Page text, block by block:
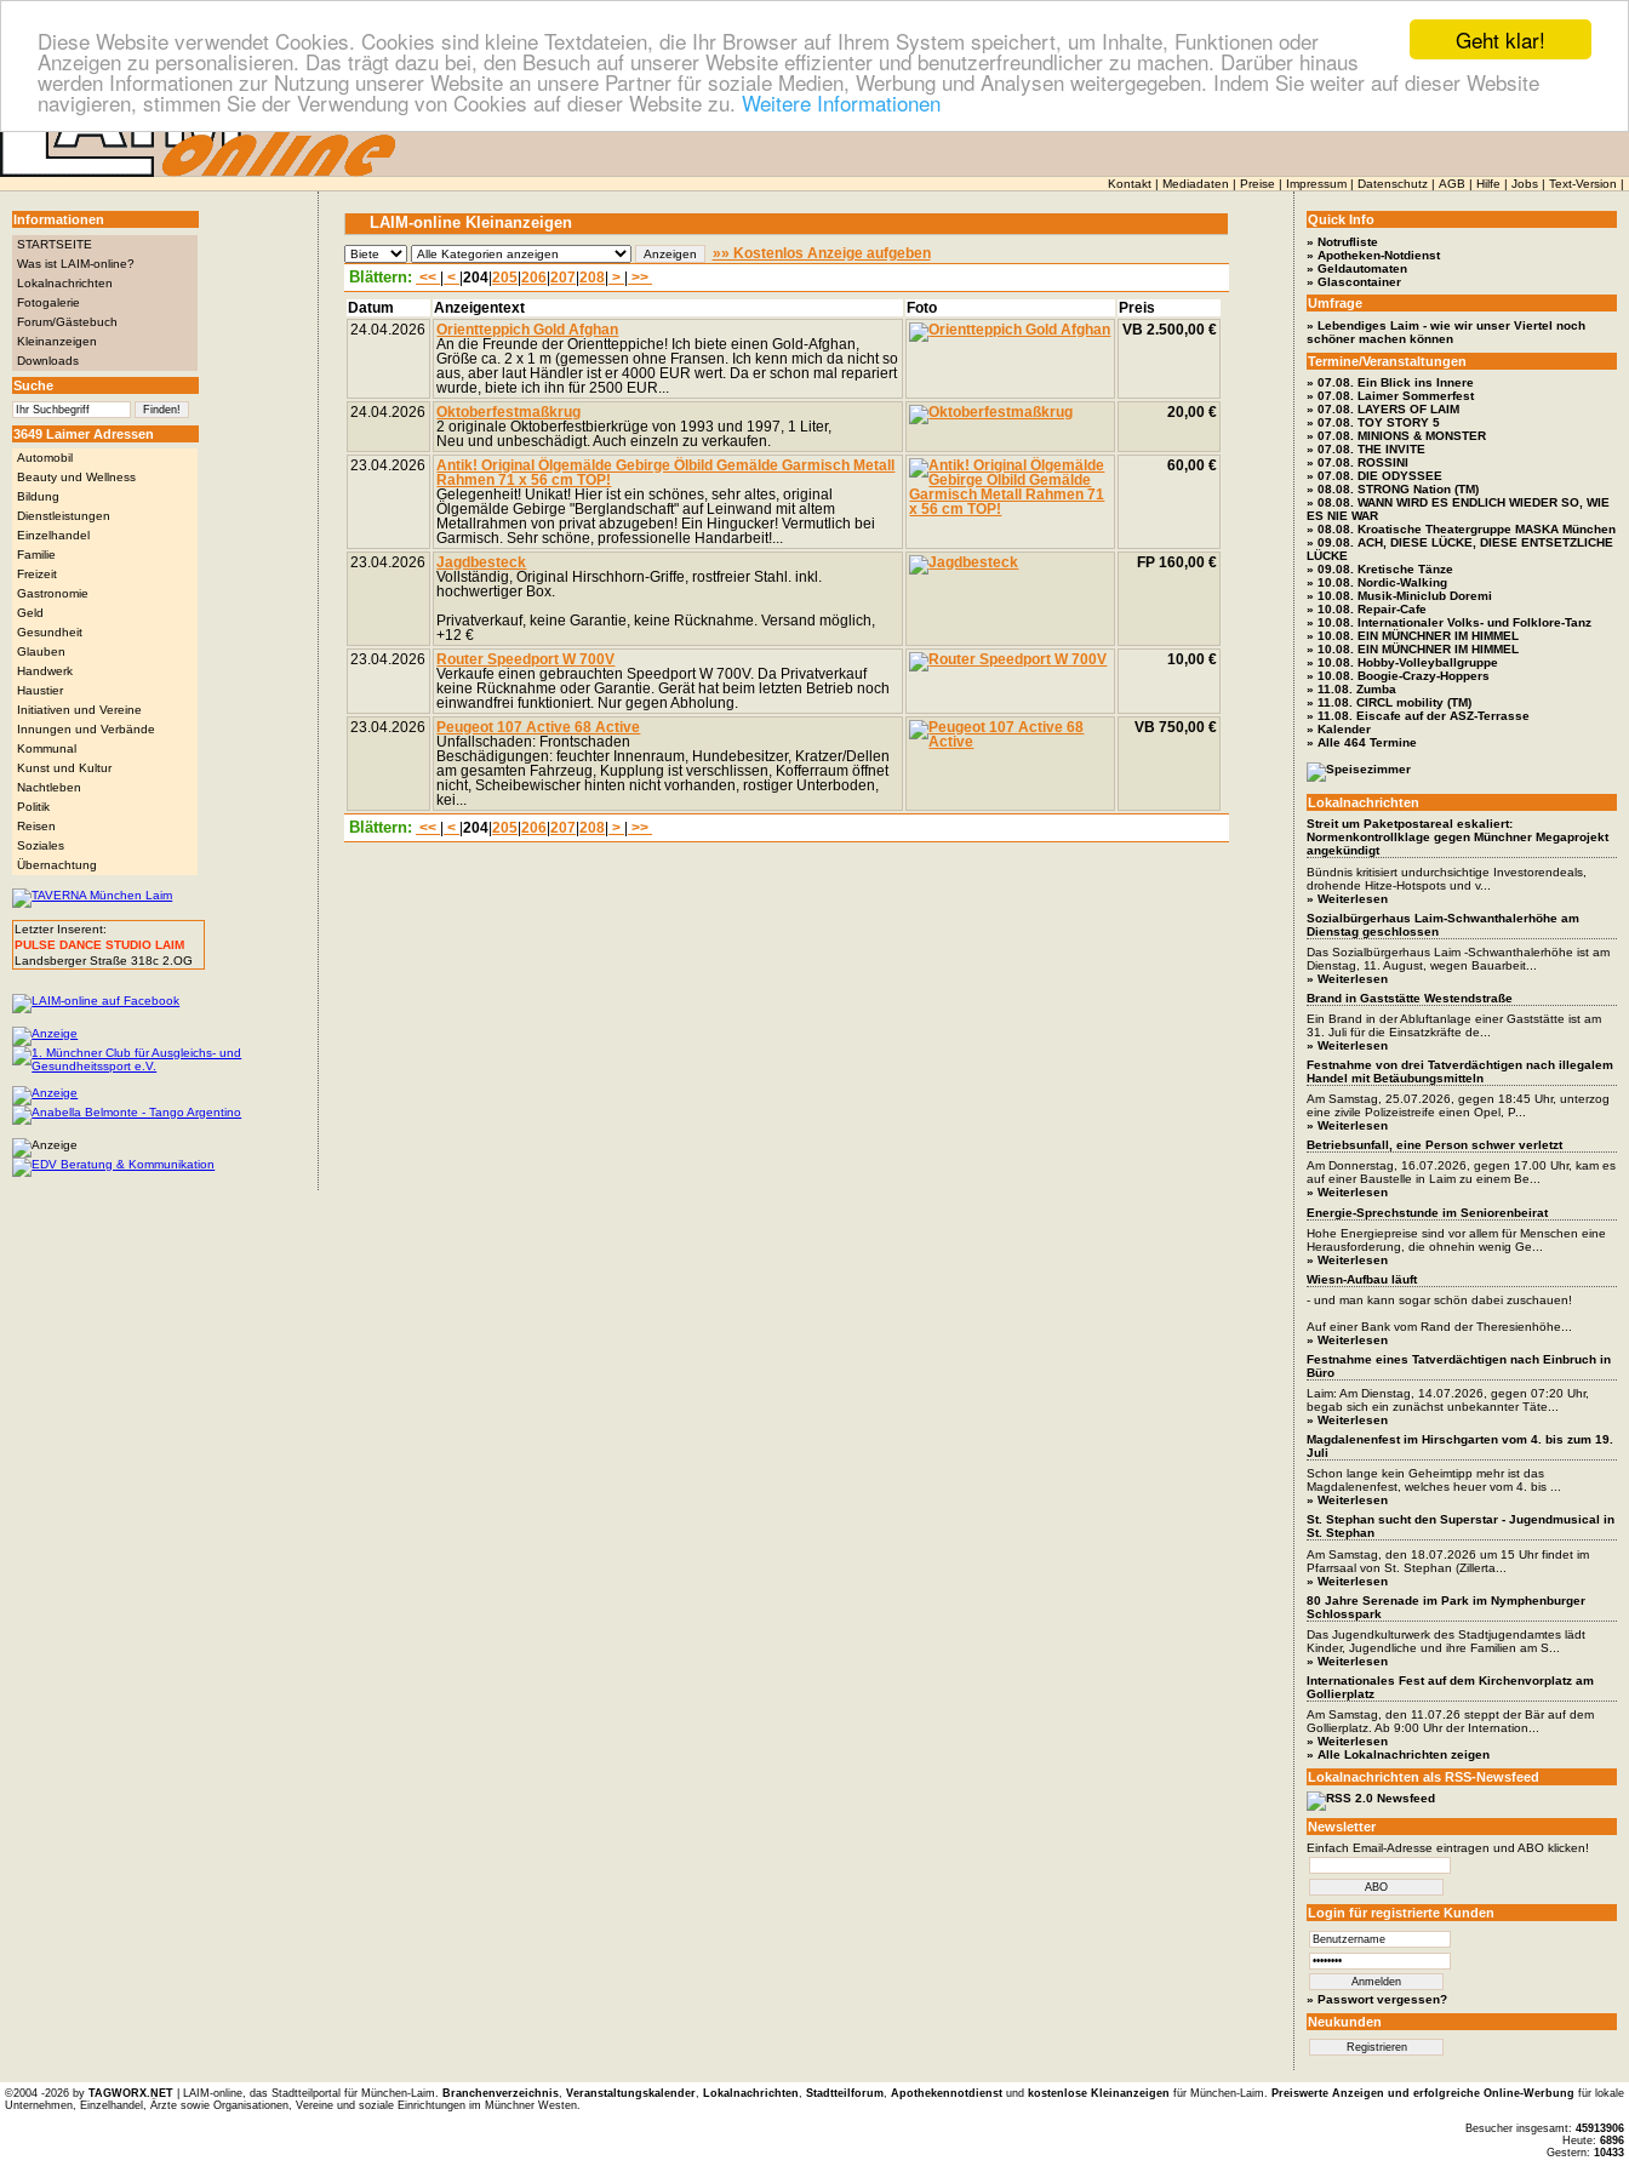
Geht klar!
Diese Website verwendet Cookies. Cookies sind kleine Textdateien, die Ihr Browser auf Ihrem System speichert, um Inhalte, Funktionen oder
Anzeigen zu personalisieren. Das trägt dazu bei, den Besuch auf unserer Website effizienter und benutzerfreundlicher zu machen. Darüber hinaus
werden Informationen zur Nutzung unserer Website an unsere Partner für soziale Medien, Werbung und Analysen weitergegeben. Indem Sie weiter auf dieser Website
navigieren, stimmen Sie der Verwendung von Cookies auf dieser Website zu. Weitere Informationen
Kontakt Mediadaten Preise Impressum Datenschutz AGB Hilfe Jobs Text-Version
Informationen
STARTSEITE
Was ist LAIM-online?
Lokalnachrichten
Fotogalerie
Forum/Gästebuch
Kleinanzeigen
Downloads
Suche
3649 Laimer Adressen
Automobil
Beauty und Wellness
Bildung
Dienstleistungen
Einzelhandel
Familie
Freizeit
Gastronomie
Geld
Gesundheit
Glauben
Handwerk
Haustier
Initiativen und Vereine
Innungen und Verbände
Kommunal
Kunst und Kultur
Nachtleben
Politik
Reisen
Soziales
Übernachtung
Letzter Inserent:
PULSE DANCE STUDIO LAIM
Landsberger Straße 318c 2.OG
LAIM-online Kleinanzeigen
»» Kostenlos Anzeige aufgeben
Blättern: << < |204 |205 |206 |207 |208 > >>
Datum Anzeigentext Foto
Preis
24.04.2026
Orientteppich Gold Afghan
An die Freunde der Orientteppiche! Ich biete einen Gold-Afghan,
Größe ca. 2 x 1 m (gemessen ohne Fransen. Ich kenn mich da nicht so
aus, aber laut Händler ist er 4000 EUR wert. Da er schon mal repariert
wurde, biete ich ihn für 2500 EUR...
VB 2.500,00 €
24.04.2026
Oktoberfestmaßkrug
2 originale Oktoberfestbierkrüge von 1993 und 1997, 1 Liter,
Neu und unbeschädigt. Auch einzeln zu verkaufen.
20,00 €
23.04.2026
Antik! Original Ölgemälde Gebirge Ölbild Gemälde Garmisch Metall
Rahmen 71 x 56 cm TOP!
Gelegenheit! Unikat! Hier ist ein schönes, sehr altes, original
Ölgemälde Gebirge "Berglandschaft" auf Leinwand mit altem
Metallrahmen von privat abzugeben! Ein Hingucker! Vermutlich bei
Garmisch. Sehr schöne, professionelle Handarbeit!...
60,00 €
23.04.2026
Jagdbesteck
Vollständig, Original Hirschhorn-Griffe, rostfreier Stahl. inkl.
hochwertiger Box.
Privatverkauf, keine Garantie, keine Rücknahme. Versand möglich,
+12 €
FP 160,00 €
23.04.2026
Router Speedport W 700V
Verkaufe einen gebrauchten Speedport W 700V. Da Privatverkauf
keine Rücknahme oder Garantie. Gerät hat beim letzten Betrieb noch
einwandfrei funktioniert. Nur gegen Abholung.
10,00 €
23.04.2026
Peugeot 107 Active 68 Active
Unfallschaden: Frontschaden
Beschädigungen: feuchter Innenraum, Hundebesitzer, Kratzer/Dellen
am gesamten Fahrzeug, Kupplung ist verschlissen, Kofferraum öffnet
nicht, Scheibewischer hinten nicht vorhanden, rostiger Unterboden,
kei...
VB 750,00 €
Blättern: << < |204 |205 |206 |207 |208 > >>
Quick Info
» Notrufliste
» Apotheken-Notdienst
» Geldautomaten
» Glascontainer
Umfrage
» Lebendiges Laim - wie wir unser Viertel noch
schöner machen können
Termine/Veranstaltungen
» 07.08. Ein Blick ins Innere
» 07.08. Laimer Sommerfest
» 07.08. LAYERS OF LAIM
» 07.08. TOY STORY 5
» 07.08. MINIONS & MONSTER
» 07.08. THE INVITE
» 07.08. ROSSINI
» 07.08. DIE ODYSSEE
» 08.08. STRONG Nation (TM)
» 08.08. WANN WIRD ES ENDLICH WIEDER SO, WIE
ES NIE WAR
» 08.08. Kroatische Theatergruppe MASKA München
» 09.08. ACH, DIESE LÜCKE, DIESE ENTSETZLICHE
LÜCKE
» 09.08. Kretische Tänze
» 10.08. Nordic-Walking
» 10.08. Musik-Miniclub Doremi
» 10.08. Repair-Cafe
» 10.08. Internationaler Volks- und Folklore-Tanz
» 10.08. EIN MÜNCHNER IM HIMMEL
» 10.08. EIN MÜNCHNER IM HIMMEL
» 10.08. Hobby-Volleyballgruppe
» 10.08. Boogie-Crazy-Hoppers
» 11.08. Zumba
» 11.08. CIRCL mobility (TM)
» 11.08. Eiscafe auf der ASZ-Terrasse
» Kalender
» Alle 464 Termine
Lokalnachrichten
Streit um Paketpostareal eskaliert:
Normenkontrollklage gegen Münchner Megaprojekt
angekündigt
Bündnis kritisiert undurchsichtige Investorendeals,
drohende Hitze-Hotspots und v...
» Weiterlesen
Sozialbürgerhaus Laim-Schwanthalerhöhe am
Dienstag geschlossen
Das Sozialbürgerhaus Laim -Schwanthalerhöhe ist am
Dienstag, 11. August, wegen Bauarbeit...
» Weiterlesen
Brand in Gaststätte Westendstraße
Ein Brand in der Abluftanlage einer Gaststätte ist am
31. Juli für die Einsatzkräfte de...
» Weiterlesen
Festnahme von drei Tatverdächtigen nach illegalem
Handel mit Betäubungsmitteln
Am Samstag, 25.07.2026, gegen 18:45 Uhr, unterzog
eine zivile Polizeistreife einen Opel, P...
» Weiterlesen
Betriebsunfall, eine Person schwer verletzt
Am Donnerstag, 16.07.2026, gegen 17.00 Uhr, kam es
auf einer Baustelle in Laim zu einem Be...
» Weiterlesen
Energie-Sprechstunde im Seniorenbeirat
Hohe Energiepreise sind vor allem für Menschen eine
Herausforderung, die ohnehin wenig Ge...
» Weiterlesen
Wiesn-Aufbau läuft
- und man kann sogar schön dabei zuschauen!
Auf einer Bank vom Rand der Theresienhöhe...
» Weiterlesen
Festnahme eines Tatverdächtigen nach Einbruch in
Büro
Laim: Am Dienstag, 14.07.2026, gegen 07:20 Uhr,
begab sich ein zunächst unbekannter Täte...
» Weiterlesen
Magdalenenfest im Hirschgarten vom 4. bis zum 19.
Juli
Schon lange kein Geheimtipp mehr ist das
Magdalenenfest, welches heuer vom 4. bis ...
» Weiterlesen
St. Stephan sucht den Superstar - Jugendmusical in
St. Stephan
Am Samstag, den 18.07.2026 um 15 Uhr findet im
Pfarrsaal von St. Stephan (Zillerta...
» Weiterlesen
80 Jahre Serenade im Park im Nymphenburger
Schlosspark
Das Jugendkulturwerk des Stadtjugendamtes lädt
Kinder, Jugendliche und ihre Familien am S...
» Weiterlesen
Internationales Fest auf dem Kirchenvorplatz am
Gollierplatz
Am Samstag, den 11.07.26 steppt der Bär auf dem
Gollierplatz. Ab 9:00 Uhr der Internation...
» Weiterlesen
» Alle Lokalnachrichten zeigen
Lokalnachrichten als RSS-Newsfeed
Newsletter
Einfach Email-Adresse eintragen und ABO klicken!
Login für registrierte Kunden
» Passwort vergessen?
Neukunden
©2004 -2026 by TAGWORX.NET| LAIM-online, das Stadtteilportal für München-Laim. Branchenverzeichnis, Veranstaltungskalender, Lokalnachrichten Stadtteilforum, Apothekennotdienstund kostenlose Kleinanzeigen für München-Laim. Preiswerte Anzeigen und erfolgreiche Online-Werbung für lokale
Unternehmen, Einzelhandel, Ärzte sowie Organisationen, Vereine und soziale Einrichtungen im Münchner Westen.
Besucher insgesamt:45913906
Heute:6896
Gestern:10433